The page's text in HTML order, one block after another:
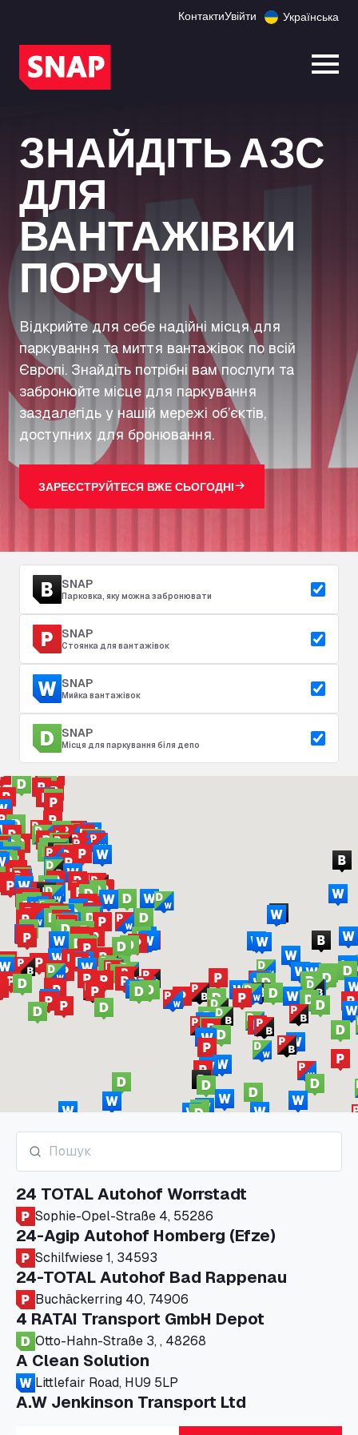
КонтактиУвійти Українська
ЗНАЙДІТЬ АЗС
ДЛЯ
ВАНТАЖІВКИ
ПОРУЧ
Відкрийте для себе надійні місця для
паркування та миття вантажівок по всій
Європі. Знайдіть потрібні вам послуги та
забронюйте місце для паркування
заздалегідь у нашій мережі об’єктів,
доступних для бронювання.
ЗАРЕЄСТРУЙТЕСЯ ВЖЕ СЬОГОДНІ
SNAP
Парковка, яку можна забронювати
SNAP
Стоянка для вантажівок
SNAP
Мийка вантажівок
SNAP
Місця для паркування біля депо
24 TOTAL Autohof Worrstadt
Sophie-Opel-Straße 4, 55286
24-Agip Autohof Homberg (Efze)
Schilfwiese 1, 34593
24-TOTAL Autohof Bad Rappenau
Buchäckerring 40, 74906
4 RATAI Transport GmbH Depot
Otto-Hahn-Straße 3, , 48268
A Clean Solution
Littlefair Road, HU9 5LP
A.W Jenkinson Transport Ltd
Progress House, ME11 5GA